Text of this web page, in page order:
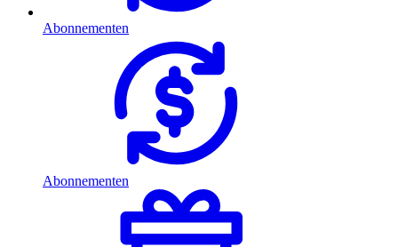
Abonnementen
Abonnementen